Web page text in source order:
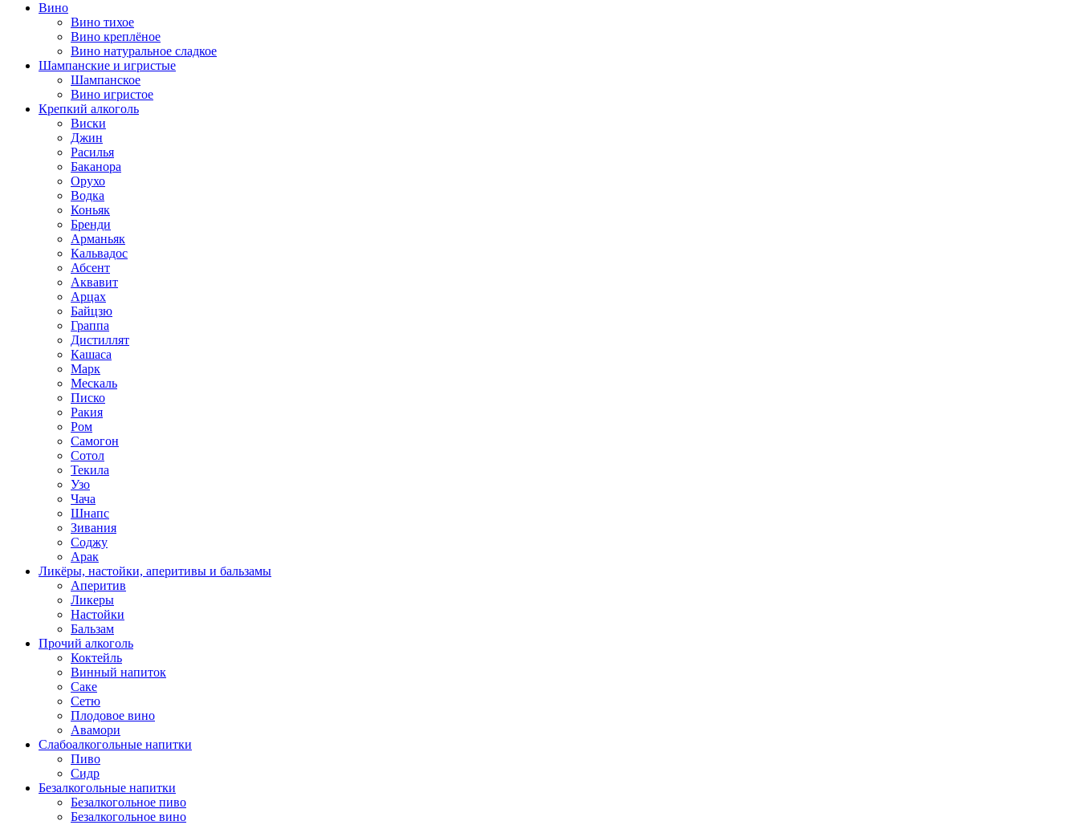
Вино
Вино тихое
Вино креплёное
Вино натуральное сладкое
Шампанские и игристые
Шампанское
Вино игристое
Крепкий алкоголь
Виски
Джин
Расилья
Баканора
Орухо
Водка
Коньяк
Бренди
Арманьяк
Кальвадос
Абсент
Аквавит
Арцах
Байцзю
Граппа
Дистиллят
Кашаса
Марк
Мескаль
Писко
Ракия
Ром
Самогон
Сотол
Текила
Узо
Чача
Шнапс
Зивания
Соджу
Арак
Ликёры, настойки, аперитивы и бальзамы
Аперитив
Ликеры
Настойки
Бальзам
Прочий алкоголь
Коктейль
Винный напиток
Саке
Сетю
Плодовое вино
Авамори
Слабоалкогольные напитки
Пиво
Сидр
Безалкогольные напитки
Безалкогольное пиво
Безалкогольное вино